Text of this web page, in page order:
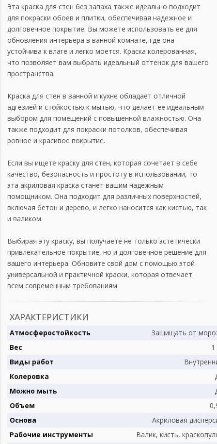
Эта краска для стен без запаха также идеально подходит
для покраски обоев и плитки, обеспечивая надежное и
долговечное покрытие. Вы можете использовать ее для
обновления интерьера в ванной комнате, где она
устойчива к влаге и легко моется. Краска колерованная,
что позволяет вам выбрать идеальный оттенок для вашего
пространства.
Краска для стен в ванной и кухне обладает отличной
адгезией и стойкостью к мытью, что делает ее идеальным
выбором для помещений с повышенной влажностью. Она
также подходит для покраски потолков, обеспечивая
ровное и красивое покрытие.
Если вы ищете краску для стен, которая сочетает в себе
качество, безопасность и простоту в использовании, то
эта акриловая краска станет вашим надежным
помощником. Она подходит для различных поверхностей,
включая бетон и дерево, и легко наносится как кистью, так
и валиком.
Выбирая эту краску, вы получаете не только эстетически
привлекательное покрытие, но и долговечное решение для
вашего интерьера. Обновите свой дом с помощью этой
универсальной и практичной краски, которая отвечает
всем современным требованиям.
ХАРАКТЕРИСТИКИ
Атмосферостойкость
Защищать от
Вес
1
Виды работ
Колеровка
Можно мыть
Объем
Основа
Акриловая
Рабочие инструменты
Валик, кисть,